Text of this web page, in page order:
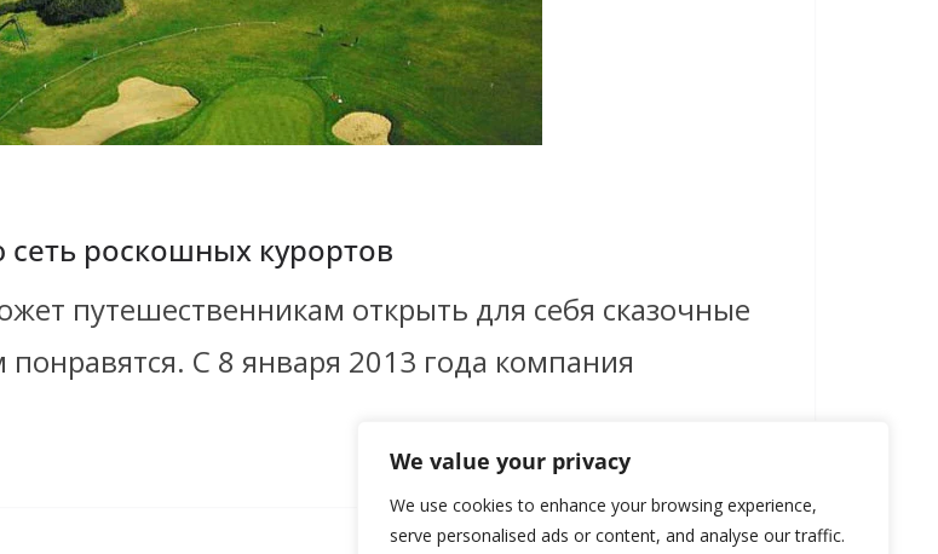
We value your privacy
We use cookies to enhance your browsing experience,
serve personalised ads or content, and analyse our traffic.
роскошных курортов
путешественникам открыть для себя сказочные
С 8 января 2013 года компания